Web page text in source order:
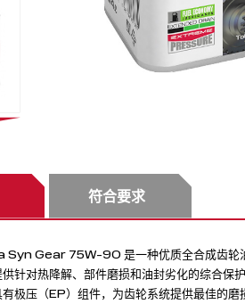
符合要求
Gear 75W-90 是一种优质全合成齿轮
针对热降解、部件磨损和油封劣化的综合保
极压（EP）组件，为齿轮系统提供最佳的磨